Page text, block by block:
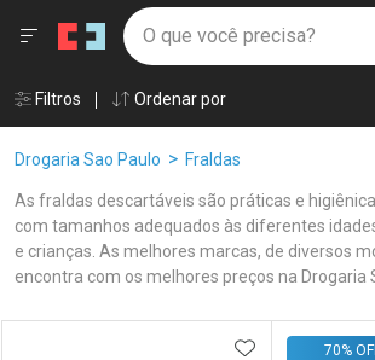
Drogaria São Paulo
Ir direto para a home
pela página
Ir direto para o conteúdo
Ir direto para a conta
Ir direto para a notificações
Ir direto para o carrinho
Ir direto para o menu
O que você precisa?
Menu
Breadcrumb
Drogaria Sao Paulo Fraldas
As fraldas descartáveis são práticas e
com tamanhos adequados às diferentes
e crianças. As melhores marcas, de diversos
encontra com os melhores preços na Drogaria
Linkagens Internas em
Promoções em Destaque
ADICIONAR
70%
Âncoras
Filtros Ordenar por